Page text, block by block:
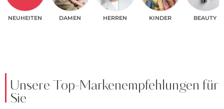
NEUHEITEN DAMEN HERREN KINDER BEAUTY
Unsere Top-Markenempfehlungen für
Sie